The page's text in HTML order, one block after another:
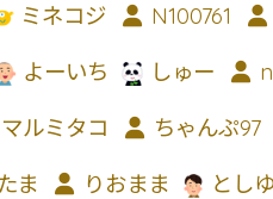
ミネコジ N100761
よーいち しゅー
マルミタコ ちゃんぷ97
ま りおまま とし